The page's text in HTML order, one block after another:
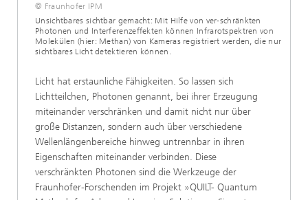
© Fraunhofer IPM
Unsichtbares sichtbar gemacht: Mit Hilfe von ver-schränkten
Photonen und Interferenzeffekten können Infrarotspektren von
Molekülen (hier: Methan) von Kameras registriert werden, die nur
sichtbares Licht detektieren können.
Licht hat erstaunliche Fähigkeiten. So lassen sich
Lichtteilchen, Photonen genannt, bei ihrer Erzeugung
miteinander verschränken und damit nicht nur über
große Distanzen, sondern auch über verschiedene
Wellenlängenbereiche hinweg untrennbar in ihren
Eigenschaften miteinander verbinden. Diese
verschränkten Photonen sind die Werkzeuge der
Fraunhofer-Forschenden im Projekt »QUILT- Quantum